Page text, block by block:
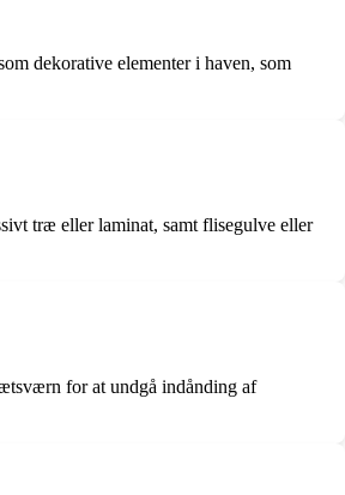
dekorative elementer i haven, som
træ eller laminat, samt flisegulve eller
for at undgå indånding af